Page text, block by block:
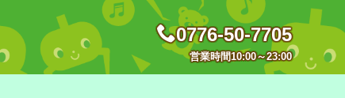
0776-50-7705
営業時間10:00～23:00